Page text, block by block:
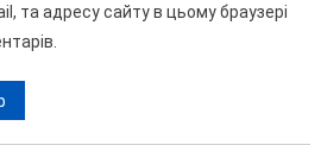
та адресу сайту в цьому браузері